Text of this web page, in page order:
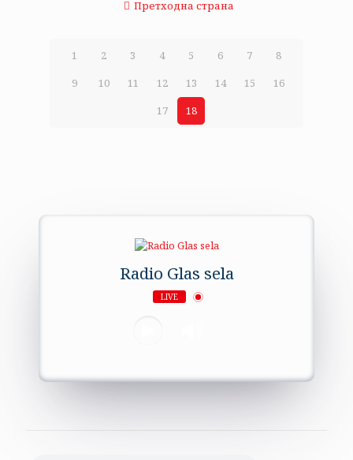
Претходна страна
1 2 3 4 5 6 7
8
9
10 11 12 13 14 15
16
17
18
Radio Glas sela
LIVE